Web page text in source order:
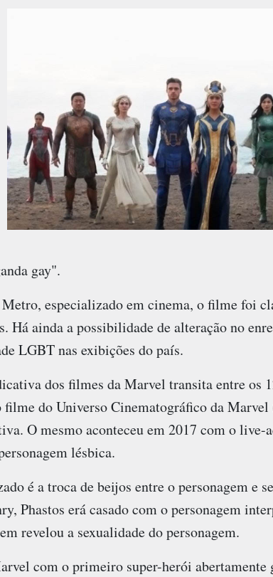
gay".
especializado em cinema, o filme foi
Há ainda a possibilidade de alteração no
LGBT nas exibições do país.
dos filmes da Marvel transita entre os
do Universo Cinematográfico da
O mesmo aconteceu em 2017 com o live-
lésbica.
é a troca de beijos entre o personagem e
Phastos erá casado com o personagem
revelou a sexualidade do personagem.
com o primeiro super-herói abertamente